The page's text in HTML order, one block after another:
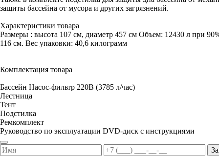
защиты бассейна от мусора и других загрязнений.
Характеристики товара
Размеры : высота 107 см, диаметр 457 см Объем: 12430 л при
116 см. Вес упаковки: 40,6 килограмм
Комплектация товара
Бассейн Насос-фильтр 220В (3785 л/час)
Лестница
Тент
Подстилка
Ремкомплект
Руководство по эксплуатации DVD-диск с инструкциями